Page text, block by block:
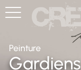
Peinture
Gardiens